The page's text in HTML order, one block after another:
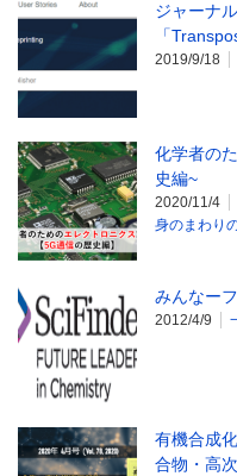
ジャーナ
「
2019/9/18
化学者の
史編~
2020/11/4
身のまわり
みんなー
2012/4/9
有機合成
合物・高